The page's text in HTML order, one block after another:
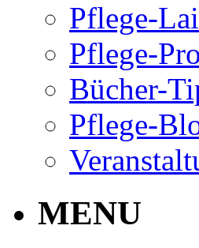
Pflege-
Pflege-
Bücher-
Pflege-
MENU